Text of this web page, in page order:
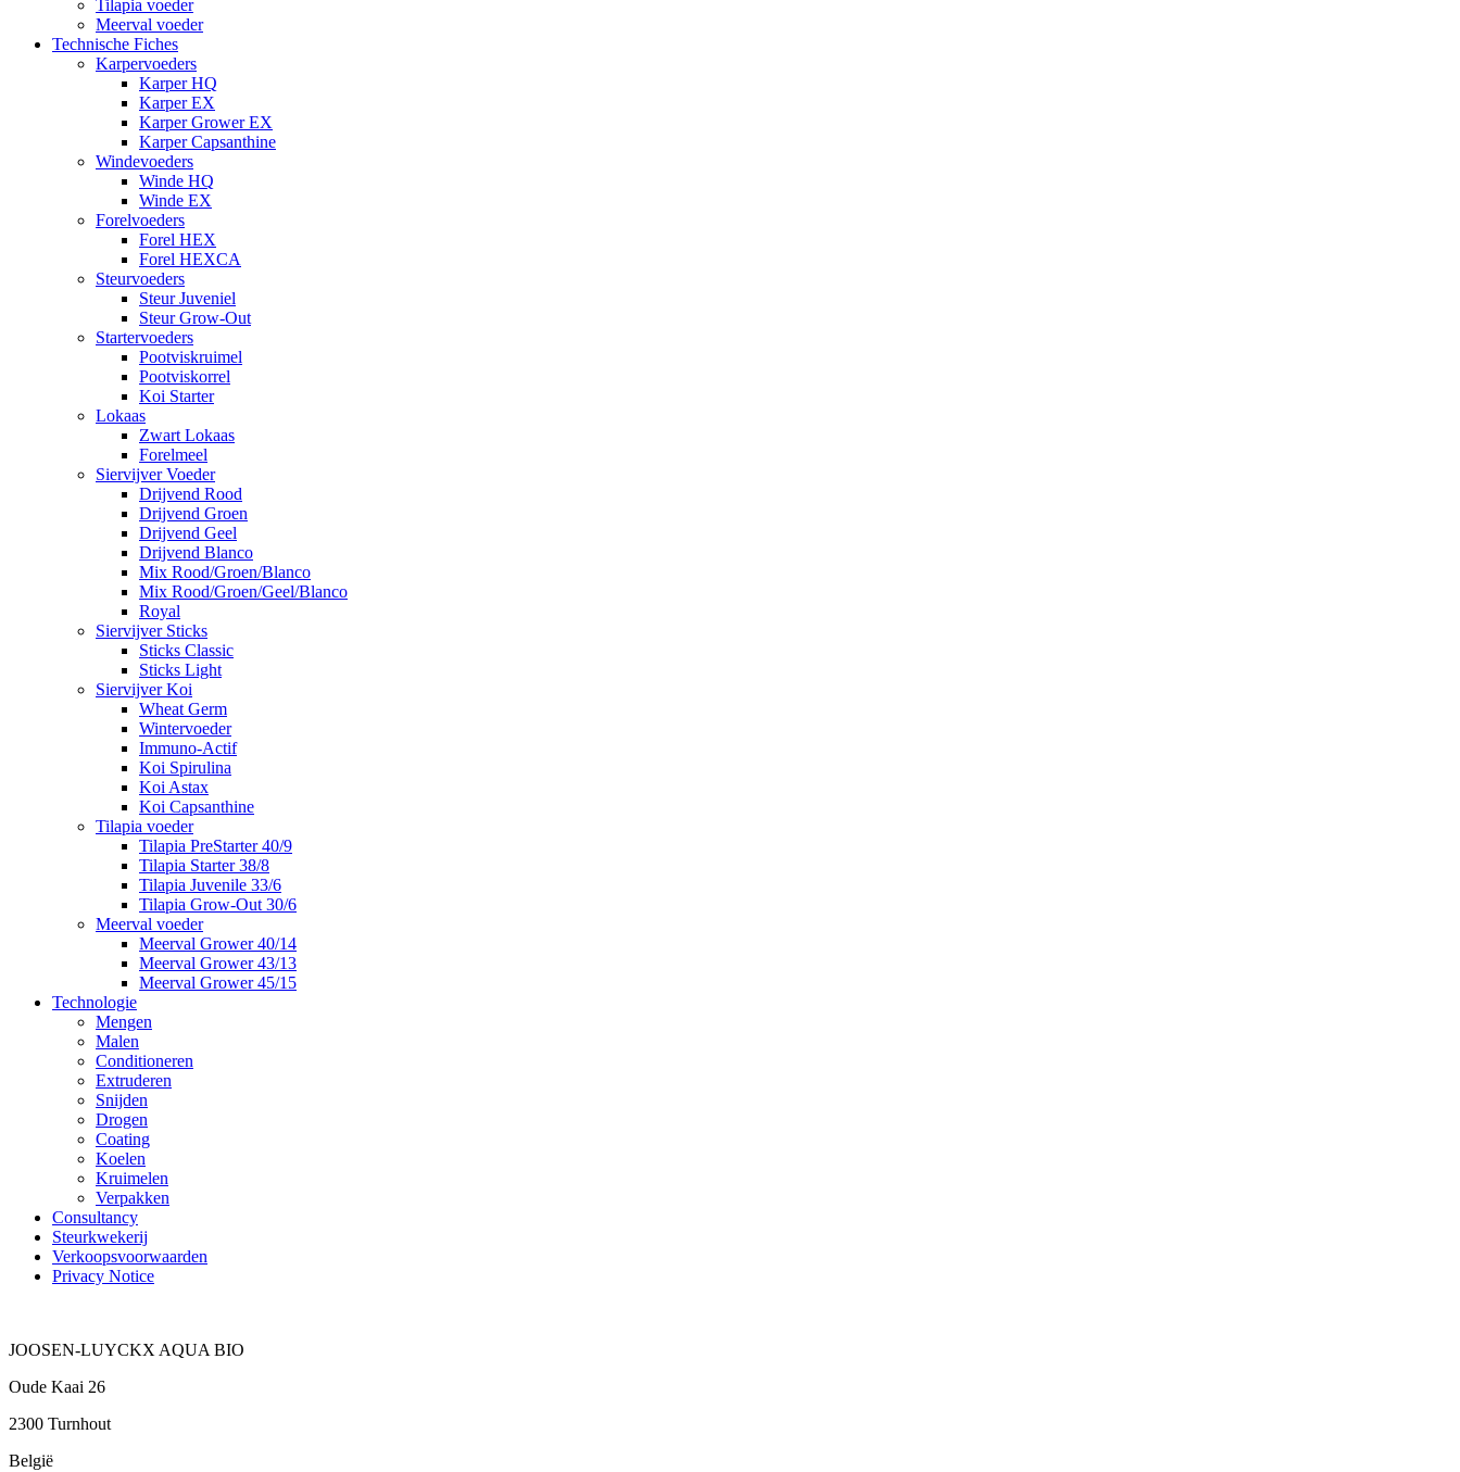
Tilapia voeder
Meerval voeder
Technische Fiches
Karpervoeders
Karper HQ
Karper EX
Karper Grower EX
Karper Capsanthine
Windevoeders
Winde HQ
Winde EX
Forelvoeders
Forel HEX
Forel HEXCA
Steurvoeders
Steur Juveniel
Steur Grow-Out
Startervoeders
Pootviskruimel
Pootviskorrel
Koi Starter
Lokaas
Zwart Lokaas
Forelmeel
Siervijver Voeder
Drijvend Rood
Drijvend Groen
Drijvend Geel
Drijvend Blanco
Mix Rood/Groen/Blanco
Mix Rood/Groen/Geel/Blanco
Royal
Siervijver Sticks
Sticks Classic
Sticks Light
Siervijver Koi
Wheat Germ
Wintervoeder
Immuno-Actif
Koi Spirulina
Koi Astax
Koi Capsanthine
Tilapia voeder
Tilapia PreStarter 40/9
Tilapia Starter 38/8
Tilapia Juvenile 33/6
Tilapia Grow-Out 30/6
Meerval voeder
Meerval Grower 40/14
Meerval Grower 43/13
Meerval Grower 45/15
Technologie
Mengen
Malen
Conditioneren
Extruderen
Snijden
Drogen
Coating
Koelen
Kruimelen
Verpakken
Consultancy
Steurkwekerij
Verkoopsvoorwaarden
Privacy Notice
JOOSEN-LUYCKX AQUA BIO
Oude Kaai 26
2300 Turnhout
België